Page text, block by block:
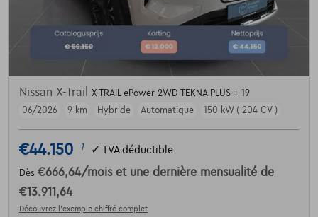
Nissan X-Trail
X-TRAIL ePower 2WD TEKNA PLUS + 19
06/2026
9 km Hybride Automatique 150 kW ( 204 CV )
€44.150 1 ✓ TVA déductible
Dès €666,64/mois et une dernière mensualité de
€13.911,64
Découvrez l’exemple chiffré complet